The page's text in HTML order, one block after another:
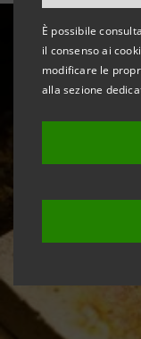
È possibile
il consenso ai
modificare le
alla sezione